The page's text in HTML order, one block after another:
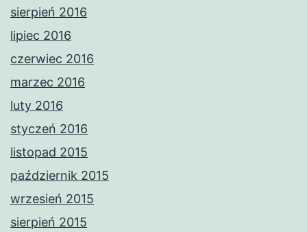
sierpień 2016
lipiec 2016
czerwiec 2016
marzec 2016
luty 2016
styczeń 2016
listopad 2015
październik 2015
wrzesień 2015
sierpień 2015